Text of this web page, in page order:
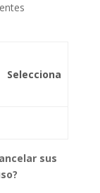
Selecciona
sus